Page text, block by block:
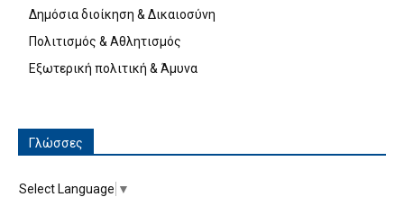
Δημόσια διοίκηση & Δικαιοσύνη
Πολιτισμός & Αθλητισμός
Εξωτερική πολιτική & Άμυνα
Γλώσσες
Select Language ▼